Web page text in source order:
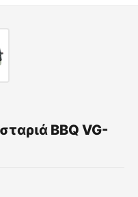
BBQ VG-